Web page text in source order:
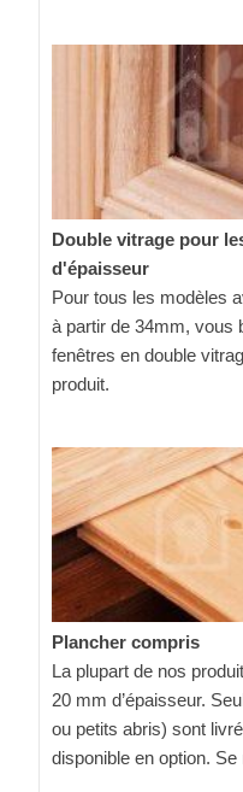
Double vitrage pour
d'épaisseur
Pour tous les modèles
à partir de 34mm, vous
fenêtres en double
produit.
Plancher compris
La plupart de nos
20 mm d’épaisseur.
ou petits abris) sont
disponible en option.